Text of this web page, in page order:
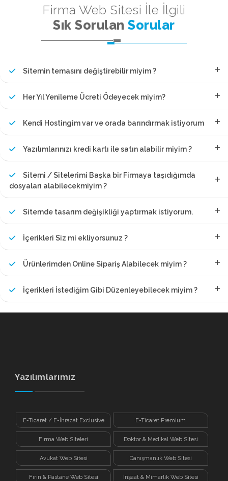
Firma Web Sitesi İle İlgili
Sık SorulanSorular
Sitemin temasını değiştirebilir miyim ?
Her Yıl Yenileme Ücreti Ödeyecek miyim?
Kendi Hostingim var ve orada barındırmak istiyorum
Yazılımlarınızı kredi kartı ile satın alabilir miyim ?
Sitemi / Sitelerimi Başka bir Firmaya taşıdığımda
dosyaları alabilecekmiyim ?
Sitemde tasarım değişikliği yaptırmak istiyorum.
İçerikleri Siz mi ekliyorsunuz ?
Ürünlerimden Online Sipariş Alabilecek miyim ?
İçerikleri İstediğim Gibi Düzenleyebilecek miyim ?
Yazılımlarımız
E-Ticaret / E-İhracat Exclusive E-Ticaret Premium
Firma Web Siteleri Doktor & Medikal Web Sitesi
Avukat Web Sitesi Danışmanlık Web Sitesi
Fırın & Pastane Web Sitesi İnşaat & Mimarlık Web Sitesi